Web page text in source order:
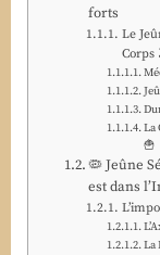
forts
Le
La
🍟
🦠 Jeûne
est dans
La